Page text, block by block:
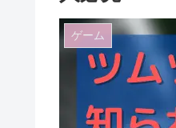
ゲーム